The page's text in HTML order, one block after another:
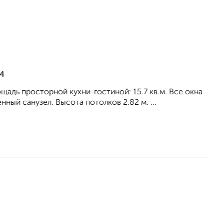
просторной кухни-гостиной: 15.7 кв.м. Все окна
санузел. Высота потолков 2.82 м. ...